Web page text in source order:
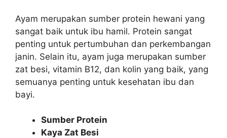
Ayam merupakan sumber protein hewani yang
sangat baik untuk ibu hamil. Protein sangat
penting untuk pertumbuhan dan perkembangan
janin. Selain itu, ayam juga merupakan sumber
zat besi, vitamin B12, dan kolin yang baik, yang
semuanya penting untuk kesehatan ibu dan
bayi.
Sumber Protein
Kaya Zat Besi